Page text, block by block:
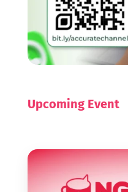
Upcoming Event